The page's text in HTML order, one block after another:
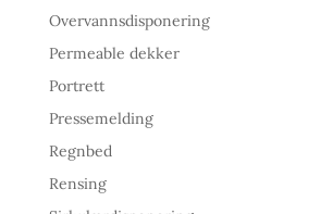
Overvannsdisponering
Permeable dekker
Portrett
Pressemelding
Regnbed
Rensing